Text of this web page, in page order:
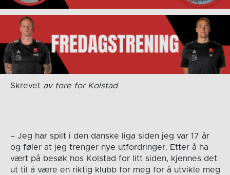
Skrevetav tore for Kolstad
– Jeg har spilt i den danske liga siden jeg var 17 år
og føler at jeg trenger nye utfordringer. Etter å ha
vært på besøk hos Kolstad for litt siden, kjennes det
ut til å være en riktig klubb for meg for å utvikle meg